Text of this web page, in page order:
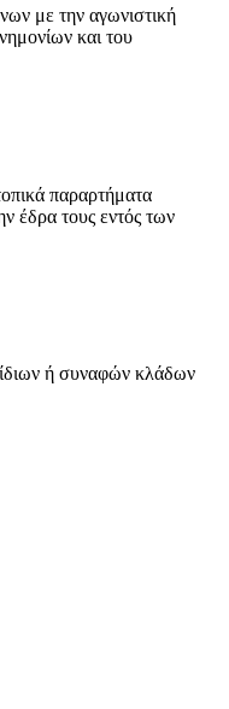
με την αγωνιστική
και του
παραρτήματα
έδρα τους εντός των
ή συναφών κλάδων